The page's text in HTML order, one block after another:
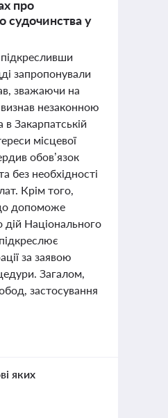
про
судочинства у
запропонували
зважаючи на
незаконною
в Закарпатській
місцевої
обов’язок
без необхідності
Крім того,
допоможе
Національного
за заявою
Загалом,
застосування
яких